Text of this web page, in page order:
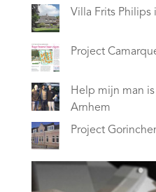
Villa Frits Philips
Project
Help mijn man is
Arnhem
Project